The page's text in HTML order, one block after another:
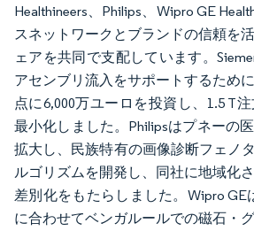
Healthineers、Philips、Wipro GE
スネットワークとブランドの信頼を
ェアを共同で支配しています。
アセンブリ流入をサポートするため
点に6,000万ユーロを投資し、1.5 T
最小化しました。Philipsはプネーの
拡大し、民族特有の画像診断フェノ
ルゴリズムを開発し、同社に地域化
差別化をもたらしました。Wipro GE
に合わせてベンガルールでの磁石・